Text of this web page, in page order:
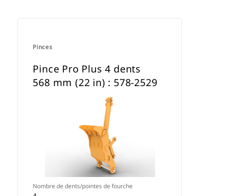
Pinces
Pince Pro Plus 4 dents
568 mm (22 in) : 578-2529
Nombre de dents/pointes de fourche